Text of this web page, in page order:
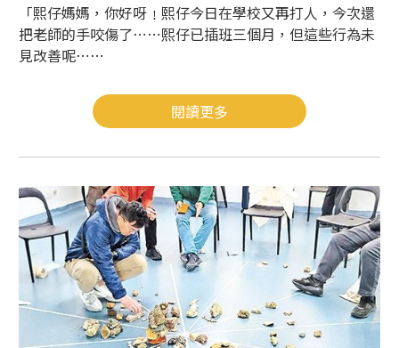
「熙仔媽媽，你好呀﹗熙仔今日在學校又再打人，今次還
把老師的手咬傷了⋯⋯熙仔已插班三個月，但這些行為未
見改善呢⋯⋯
閱讀更多